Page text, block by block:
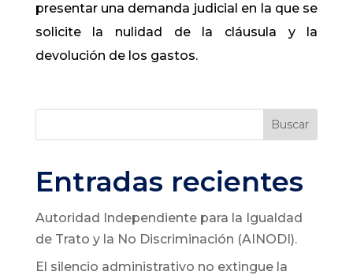
presentar una demanda judicial en la que se
solicite la nulidad de la cláusula y la
devolución de los gastos.
Buscar
Entradas recientes
Autoridad Independiente para la Igualdad
de Trato y la No Discriminación (AINODI).
El silencio administrativo no extingue la